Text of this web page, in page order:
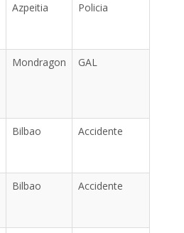
Azpeitia Policia
Mondragon GAL
Bilbao Accidente
Bilbao Accidente